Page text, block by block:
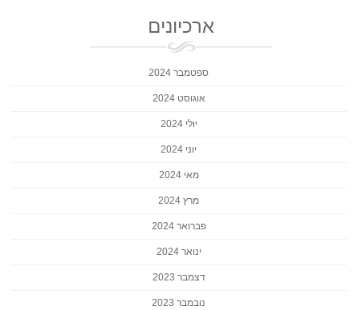
ארכיונים
ספטמבר 2024
אוגוסט 2024
יולי 2024
יוני 2024
מאי 2024
מרץ 2024
פברואר 2024
ינואר 2024
דצמבר 2023
נובמבר 2023